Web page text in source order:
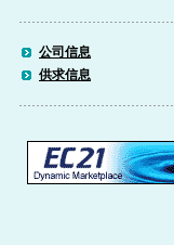
公司信息
供求信息